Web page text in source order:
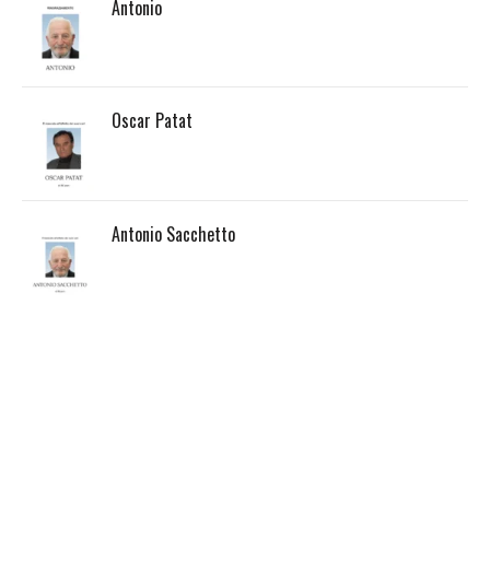
Antonio
Oscar Patat
Antonio Sacchetto